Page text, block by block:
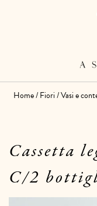
Home/Fiori/Vasi e
Cassetta
C/2